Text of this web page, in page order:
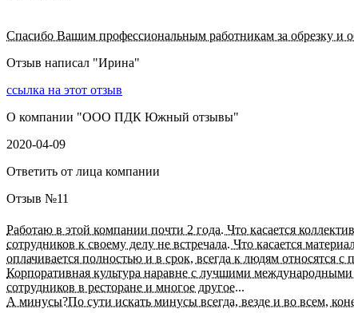
Спасибо Вашим профессиональным работникам за обрезку и
Отзыв написал "Ирина"
ссылка на этот отзыв
О компании "ООО ПДК Южный отзывы"
2020-04-09
Ответить от лица компании
Отзыв №11
Работаю в этой компании почти 2 года. Что касается
сотрудников к своему делу не встречала. Что касается
оплачивается полностью и в срок, всегда к людям относятся с
Корпоративная культура наравне с лучшими
сотрудников в ресторане и многое другое...
А минусы?По сути искать минусы всегда, везде и во всем,